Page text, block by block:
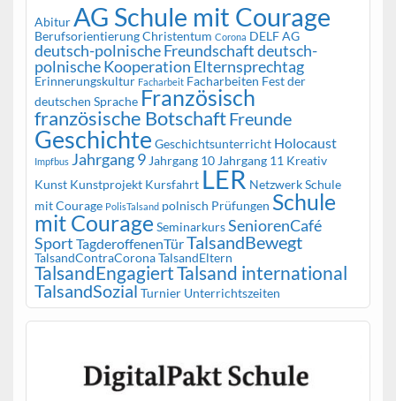
AbiturAG Schule mit Courage
BerufsorientierungChristentum Corona DELF AG
deutsch-polnische Freundschaftdeutsch-
polnische Kooperation Elternsprechtag
Erinnerungskultur Facharbeit Facharbeiten Fest der
deutschen Sprache Französisch
französische BotschaftFreunde
Geschichte Geschichtsunterricht Holocaust
Impfbus Jahrgang 9 Jahrgang 10 Jahrgang 11 Kreativ
Kunst Kunstprojekt Kursfahrt LER Netzwerk Schule
mit Courage PolisTalsand polnisch Prüfungen Schule
mit Courage SeminarkursSeniorenCafé
Sport TagderoffenenTürTalsandBewegt
TalsandContraCoronaTalsandEltern
TalsandEngagiertTalsand international
TalsandSozial Turnier Unterrichtszeiten